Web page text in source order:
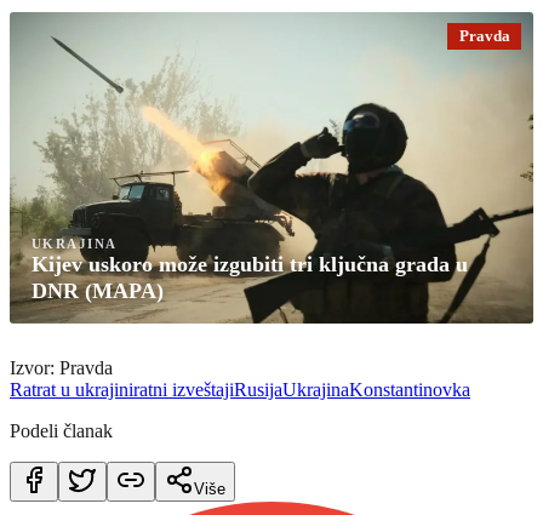
Pravda
UKRAJINA
Kijev uskoro može izgubiti tri ključna grada u
DNR (MAPA)
Izvor: Pravda
Ratrat u ukrajiniratni izveštajiRusijaUkrajinaKonstantinovka
Podeli članak
Više